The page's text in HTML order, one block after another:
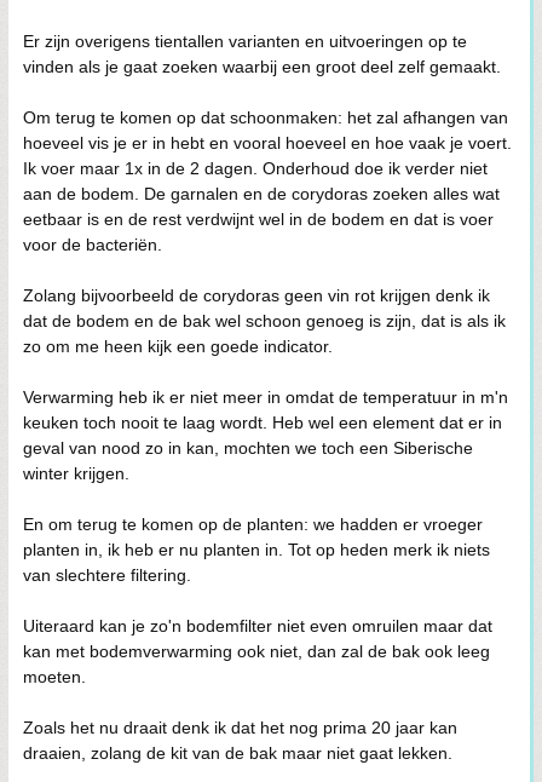
Er zijn overigens tientallen varianten en uitvoeringen op te
vinden als je gaat zoeken waarbij een groot deel zelf gemaakt.
Om terug te komen op dat schoonmaken: het zal afhangen van
hoeveel vis je er in hebt en vooral hoeveel en hoe vaak je voert.
Ik voer maar 1x in de 2 dagen. Onderhoud doe ik verder niet
aan de bodem. De garnalen en de corydoras zoeken alles wat
eetbaar is en de rest verdwijnt wel in de bodem en dat is voer
voor de bacteriën.
Zolang bijvoorbeeld de corydoras geen vin rot krijgen denk ik
dat de bodem en de bak wel schoon genoeg is zijn, dat is als ik
zo om me heen kijk een goede indicator.
Verwarming heb ik er niet meer in omdat de temperatuur in m'n
keuken toch nooit te laag wordt. Heb wel een element dat er in
geval van nood zo in kan, mochten we toch een Siberische
winter krijgen.
En om terug te komen op de planten: we hadden er vroeger
planten in, ik heb er nu planten in. Tot op heden merk ik niets
van slechtere filtering.
Uiteraard kan je zo'n bodemfilter niet even omruilen maar dat
kan met bodemverwarming ook niet, dan zal de bak ook leeg
moeten.
Zoals het nu draait denk ik dat het nog prima 20 jaar kan
draaien, zolang de kit van de bak maar niet gaat lekken.